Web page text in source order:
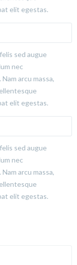
elit egestas.
sed augue
nec
arcu massa,
elit egestas.
sed augue
nec
arcu massa,
elit egestas.